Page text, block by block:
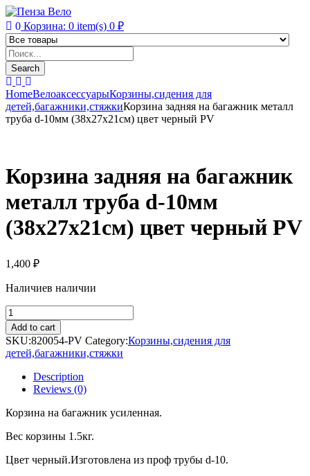
0 Корзина: 0 item(s) 0 ₽
Products
search
Search
HomeВелоаксессуарыКорзины,сидения для
детей,багажники,стяжкиКорзина задняя на багажник металл
труба d-10мм (38х27х21см) цвет черный PV
Корзина задняя на багажник
металл труба d-10мм
(38х27х21см) цвет черный PV
1,400 ₽
Наличиев наличии
Корзина
задняя
на
багажник
металл
труба
(38х27х21см)
черный
quantity
Add to cart
SKU:820054-PV Category:Корзины,сидения для
детей,багажники,стяжки
Description
Reviews (0)
Корзина на багажник усиленная.
Вес корзины 1.5кг.
Цвет черный.Изготовлена из проф трубы d-10.